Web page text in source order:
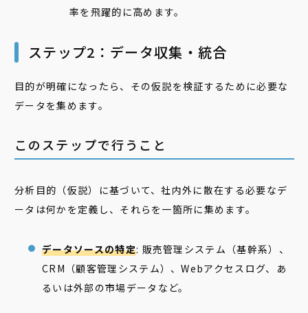
率を飛躍的に高めます。
ステップ2：データ収集・統合
目的が明確になったら、その仮説を検証するために必要な
データを集めます。
このステップで行うこと
分析目的（仮説）に基づいて、社内外に散在する必要なデ
ータは何かを定義し、それらを一箇所に集めます。
データソースの特定: 販売管理システム（基幹系）、
CRM（顧客管理システム）、Webアクセスログ、あ
るいは外部の市場データなど。